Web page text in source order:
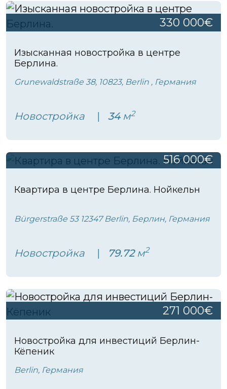
330 000€
Изысканная новостройка в центре
Берлина.
Grunewaldstraße 38, 10823, Berlin , Германия
Новостройка 34м2
516 000€
Квартира в центре Берлина. Нойкельн
Bürgerstraße 53 12347 Berlin, Берлин, Германия
Новостройка 79.72м2
271 000€
Новостройка для инвестиций Берлин-
Кёпеник
Berlin, Германия